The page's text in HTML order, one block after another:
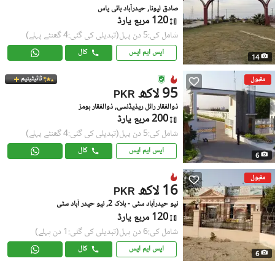
14
صادق لیونا, حیدرآباد بائی پاس
120 مربع یارڈ
شامل کی:5 دن پہل (تبدیلی کی گئی:4 گھنٹے پہلے)
ایس ایم ایس کال
مقبول
6
ٹائیٹینیم
PKR 95 لاکھ
ذوالفقار رائل ریذیڈنسی, ذوالفقار ہومز
200 مربع یارڈ
شامل کی:5 دن پہل (تبدیلی کی گئی:4 گھنٹے پہلے)
ایس ایم ایس کال
مقبول
6
PKR 16 لاکھ
نیو حیدرآباد سٹی - بلاک 2, نیو حیدر آباد سٹی
120 مربع یارڈ
شامل کی:6 دن پہل (تبدیلی کی گئی:1 دن پہلے)
ایس ایم ایس کال